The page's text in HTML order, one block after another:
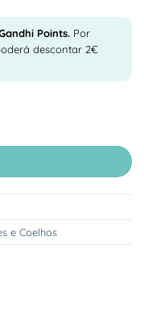
Points. Por
descontar 2€
Sénior
e Coelhos